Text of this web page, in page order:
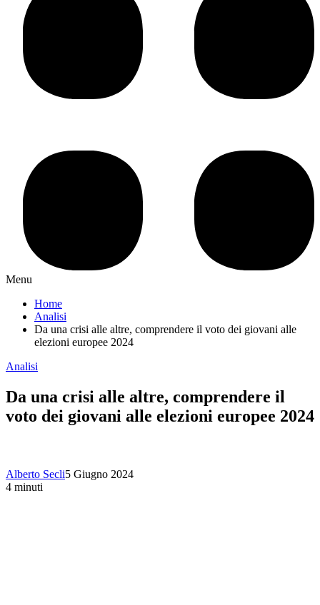
Menu
Home
Analisi
Da una crisi alle altre, comprendere il voto dei giovani alle
elezioni europee 2024
Analisi
Da una crisi alle altre, comprendere il
voto dei giovani alle elezioni europee 2024
Alberto Secli5 Giugno 2024
4 minuti